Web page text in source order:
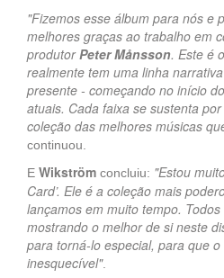
"Fizemos esse álbum para nós e
melhores graças ao trabalho em
produtorPeter Månsson. Este é
realmente tem uma linha
presente - começando no início
atuais. Cada faixa se sustenta
coleção das melhores músicas
continuou.
E Wikström concluiu: "Estou
Card’. Ele é a coleção mais
lançamos em muito tempo.
mostrando o melhor de si neste
para torná-lo especial, para que
inesquecível".